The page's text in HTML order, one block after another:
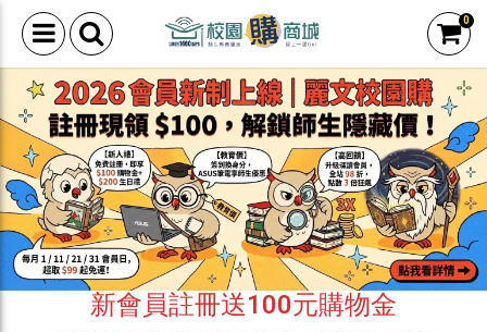
0
新會員註冊送100元購物金